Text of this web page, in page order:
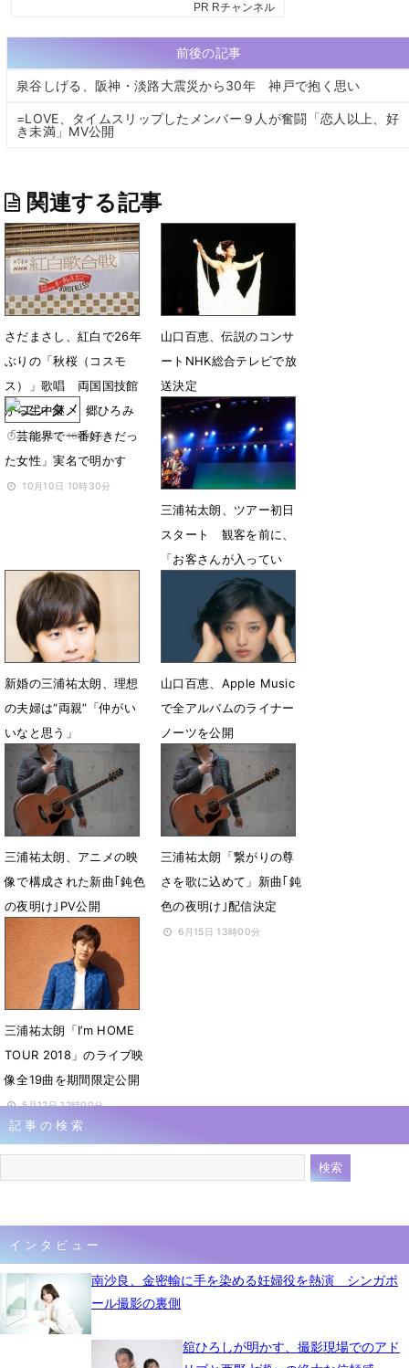
前後の記事
泉谷しげる、阪神・淡路大震災から30年 神戸で抱く思い
=LOVE、タイムスリップしたメンバー９人が奮闘「恋人以上、好
き未満」MV公開
関連する記事
さだまさし、紅白で26年
ぶりの「秋桜（コスモ
ス）」歌唱 両国国技館
から生中継
12月26日 16時46分
山口百恵、伝説のコンサ
ートNHK総合テレビで放
送決定
1月27日 16時47分
郷ひろみ
「芸能界で一番好きだっ
た女性」実名で明かす
10月10日 10時30分
三浦祐太朗、ツアー初日
スタート 観客を前に、
「お客さんが入ってい
9月22日 12時38分
新婚の三浦祐太朗、理想
の夫婦は“両親”「仲がい
いなと思う」
8月31日 18時29分
山口百恵、Apple Music
で全アルバムのライナー
ノーツを公開
7月29日 12時00分
三浦祐太朗、アニメの映
像で構成された新曲｢鈍色
の夜明け｣PV公開
7月11日 13時00分
三浦祐太朗「繋がりの尊
さを歌に込めて」新曲｢鈍
色の夜明け｣配信決定
6月15日 13時00分
三浦祐太朗「I’m HOME
TOUR 2018」のライブ映
像全19曲を期間限定公開
5月12日 12時00分
記事の検索
インタビュー
南沙良、金密輸に手を染める妊婦役を熱演 シンガポ
ール撮影の裏側
舘ひろしが明かす、撮影現場でのアド